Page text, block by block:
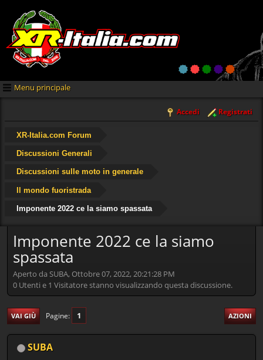
Menu principale
Accedi Registrati
XR-Italia.com Forum
Discussioni Generali
Discussioni sulle moto in generale
Il mondo fuoristrada
Imponente 2022 ce la siamo spassata
Imponente 2022 ce la siamo
spassata
Aperto da SUBA, Ottobre 07, 2022, 20:21:28 PM
0 Utenti e 1 Visitatore stanno visualizzando questa discussione.
VAI GIÙ Pagine 1 AZIONI
SUBA